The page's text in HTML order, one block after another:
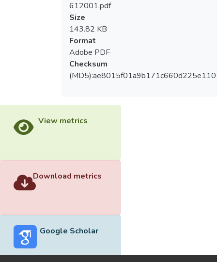
612001.pdf
Size
143.82 KB
Format
Adobe PDF
Checksum
View metrics
Download metrics
Google Scholar